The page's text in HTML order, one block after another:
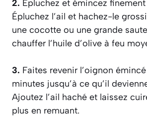
2. Épluchez et émincez finement
Épluchez l’ail et hachez-le
une cocotte ou une grande
chauffer l’huile d’olive à feu
3. Faites revenir l’oignon
minutes jusqu’à ce qu’il
Ajoutez l’ail haché et laissez
plus en remuant.